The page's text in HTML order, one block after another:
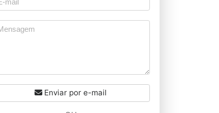
Enviar por e-mail